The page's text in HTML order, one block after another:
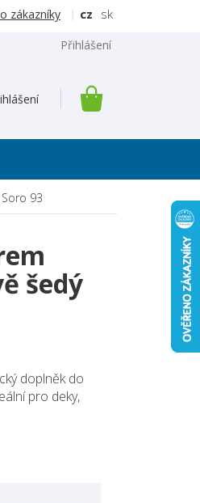
zákazníky cz sk
Přihlášení
NÁKUPNÍ
Soro 93
doplněk do
pro deky,
šedý